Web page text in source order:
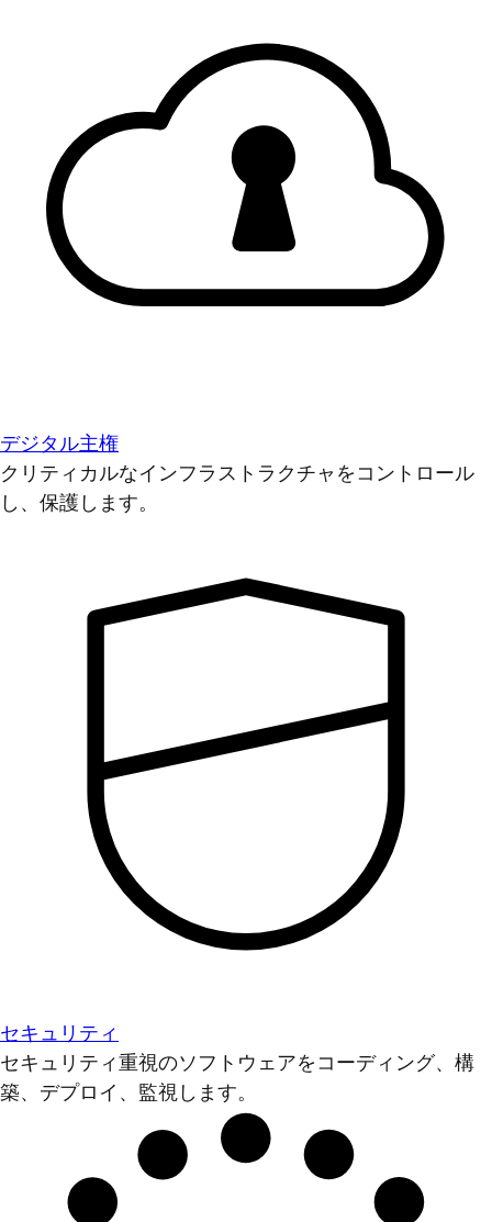
デジタル主権
クリティカルなインフラストラクチャをコントロール
し、保護します。
セキュリティ
セキュリティ重視のソフトウェアをコーディング、構
築、デプロイ、監視します。